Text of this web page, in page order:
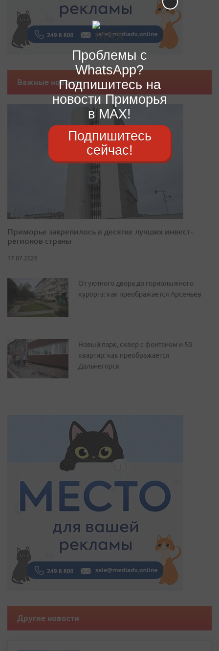
Важные новости
Приморье закрепилось в десятке лучших инвест-
регионов страны
17.07.2026
От уютного двора до горнолыжного
курорта: как преображается Арсеньев
Новый парк, сквер с фонтаном и 50
квартир: как преображается
Дальнегорск
Другие новости
Проблемы с
WhatsApp?
Подпишитесь на
новости Приморья
в MAX!
Подпишитесь
сейчас!